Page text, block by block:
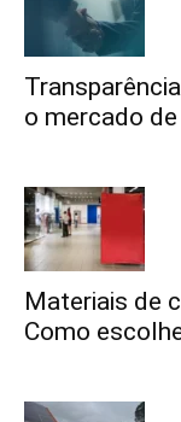
o mercado
Materiais de
Como